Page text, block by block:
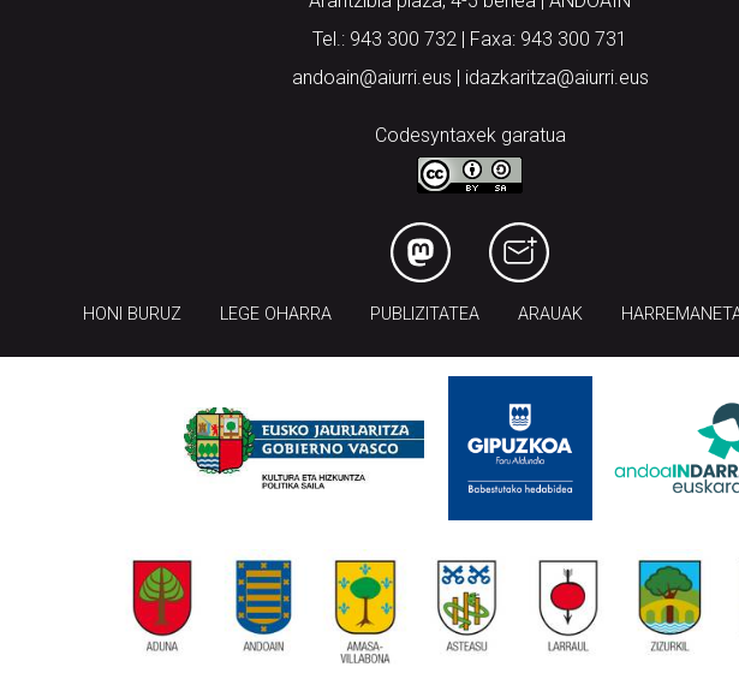
Tel.: 943 300 732 | Faxa: 943 300 731
andoain@aiurri.eus | idazkaritza@aiurri.eus
Codesyntaxek garatua
HONI BURUZ LEGE OHARRA PUBLIZITATEA ARAUAK